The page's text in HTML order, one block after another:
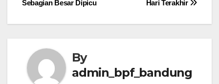
navigation
Hari Terakhir
Sebagian Besar Dipicu
By
admin_bpf_bandung